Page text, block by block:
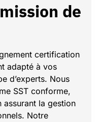
de
certification
adapté à vos
d’experts. Nous
SST conforme,
assurant la gestion
Notre